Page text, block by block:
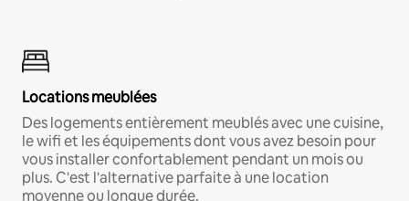
Locations meublées
Des logements entièrement meublés avec une cuisine,
le wifi et les équipements dont vous avez besoin pour
vous installer confortablement pendant un mois ou
plus. C'est l'alternative parfaite à une location
moyenne ou longue durée.